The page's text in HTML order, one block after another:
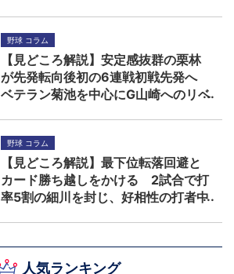
人気ランキング
野球 コラム
【見どころ解説】安定感抜群の栗林
が先発転向後初の6連戦初戦先発へ
ベテラン菊池を中心にG山崎へのリベ
野球 コラム
【見どころ解説】最下位転落回避と
カード勝ち越しをかける 2試合で打
率5割の細川を封じ、好相性の打者中